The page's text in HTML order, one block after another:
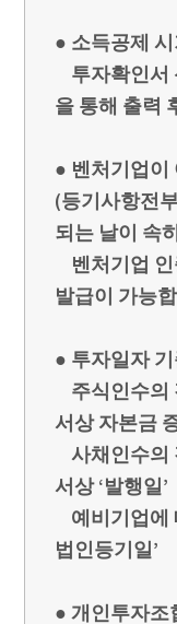
● 소득공제
투자확인서
을 통해 출력
● 벤처기업이
(등기사항전
되는 날이 속
벤처기업
발급이 가능
● 투자일자
주식인수의
서상 자본금
사채인수의
서상 ‘발행일’
예비기업에
법인등기일’
● 개인투자조